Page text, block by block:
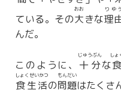
ている。その大
おお
きな理
りゆう
んだ。
このように、 十分
じゅうぶん
な
しょ
食生活
しょくせいかつ
の問題
もんだい
はたくさ